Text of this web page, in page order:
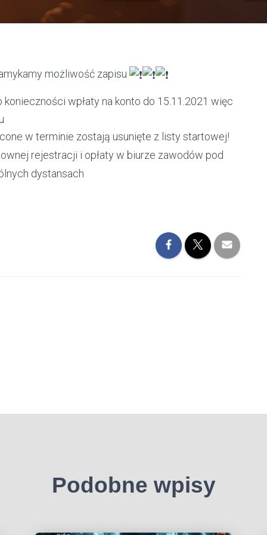
możliwość zapisu
wpłaty na konto do 15.11.2021 więc
w terminie zostają usunięte z listy startowej!
rejestracji i opłaty w biurze zawodów pod
dystansach
Podobne wpisy